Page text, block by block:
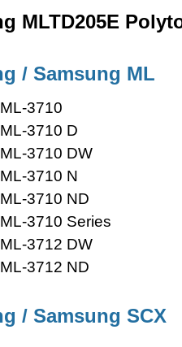
MLTD205E
/ Samsung ML
3710
3710 D
3710 DW
3710 N
3710 ND
3710 Series
3712 DW
3712 ND
/ Samsung SCX